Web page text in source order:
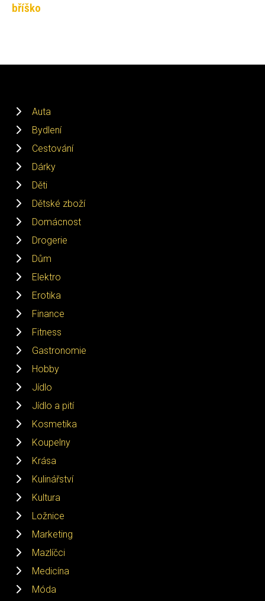
bříško
Auta
Bydlení
Cestování
Dárky
Děti
Dětské zboží
Domácnost
Drogerie
Dům
Elektro
Erotika
Finance
Fitness
Gastronomie
Hobby
Jídlo
Jídlo a pití
Kosmetika
Koupelny
Krása
Kulinářství
Kultura
Ložnice
Marketing
Mazlíčci
Medicína
Móda